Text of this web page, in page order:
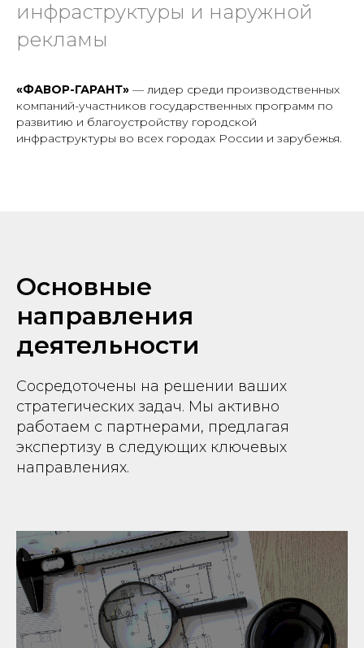
инфраструктуры и наружной
рекламы
«ФАВОР-ГАРАНТ» — лидер среди производственных
компаний-участников государственных программ по
развитию и благоустройству городской
инфраструктуры во всех городах России и зарубежья.
Основные
направления
деятельности
Сосредоточены на решении ваших
стратегических задач. Мы активно
работаем с партнерами, предлагая
экспертизу в следующих ключевых
направлениях.